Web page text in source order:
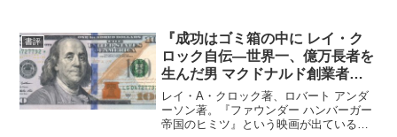
書評
『成功はゴミ箱の中に レイ・ク
ロック自伝―世界一、億万長者を
生んだ男 マクドナルド創業者』
★★★★
レイ・A・クロック著、ロバート アンダ
ーソン著。『ファウンダー ハンバーガー
帝国のヒミツ』という映画が出ているら